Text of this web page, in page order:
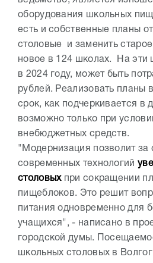
оборудования школьных
есть и собственные планы
столовые и заменить
новое в 124 школах. На эти
в 2024 году, может быть
рублей. Реализовать планы
срок, как подчеркивается в
возможно только при
внебюджетных средств.
"Модернизация позволит за
современных технологий
столовыхпри сокращении
пищеблоков. Это решит
питания одновременно для
учащихся", - написано в
городской думы.
школьных столовых в